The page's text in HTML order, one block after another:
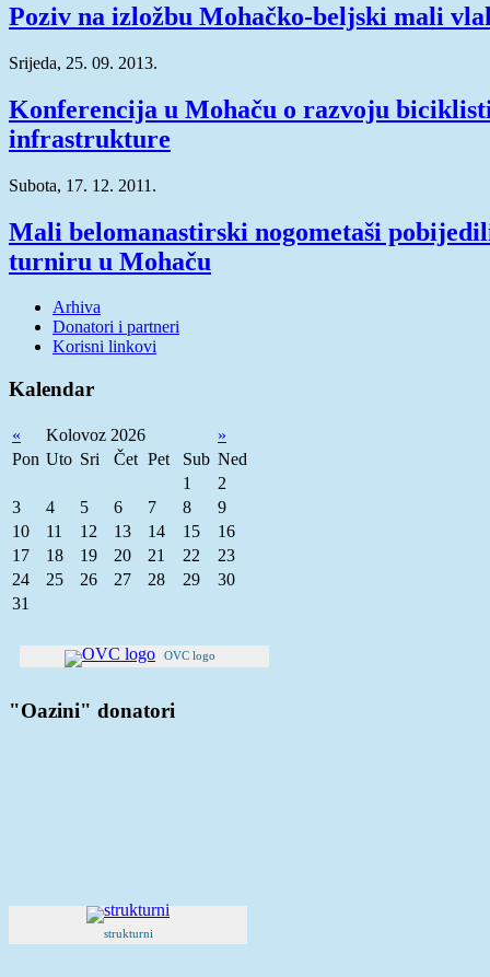
Poziv na izložbu Mohačko-beljski mali
Srijeda, 25. 09. 2013.
Konferencija u Mohaču o razvoju
infrastrukture
Subota, 17. 12. 2011.
Mali belomanastirski nogometaši
turniru u Mohaču
Arhiva
Donatori i partneri
Korisni linkovi
Kalendar
« Kolovoz 2026
»
Pon Uto Sri Čet Pet Sub Ned
1
2
3
4 5 6 7 8
9
10
11 12 13 14 15
16
17
18 19 20 21 22
23
24
25 26 27 28 29
30
31
OVC logo
"Oazini" donatori
strukturni